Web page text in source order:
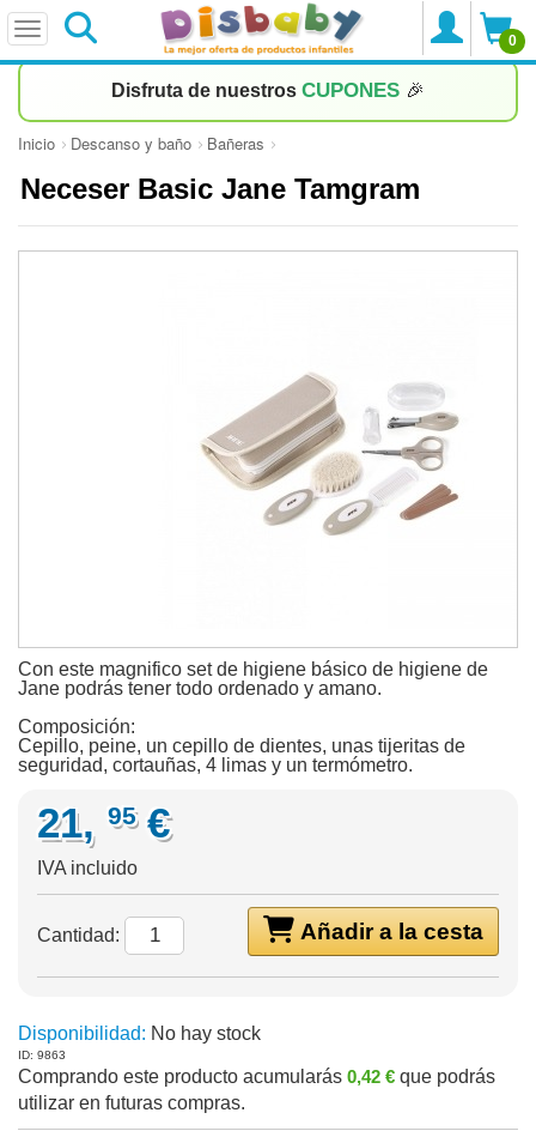
0
Disfruta de nuestros CUPONES 🎉
Inicio Descanso y baño Bañeras
Neceser Basic Jane Tamgram
Con este magnifico set de higiene básico de higiene de
Jane podrás tener todo ordenado y amano.
Composición:
Cepillo, peine, un cepillo de dientes, unas tijeritas de
seguridad, cortauñas, 4 limas y un termómetro.
21, 95 €
IVA incluido
Añadir a la cesta
Cantidad:
Disponibilidad: No hay stock
ID: 9863
Comprando este producto acumularás 0,42 € que podrás
utilizar en futuras compras.